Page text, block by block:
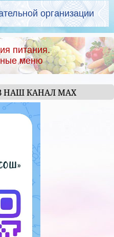
организации
питания.
меню
НАШ КАНАЛ МАХ